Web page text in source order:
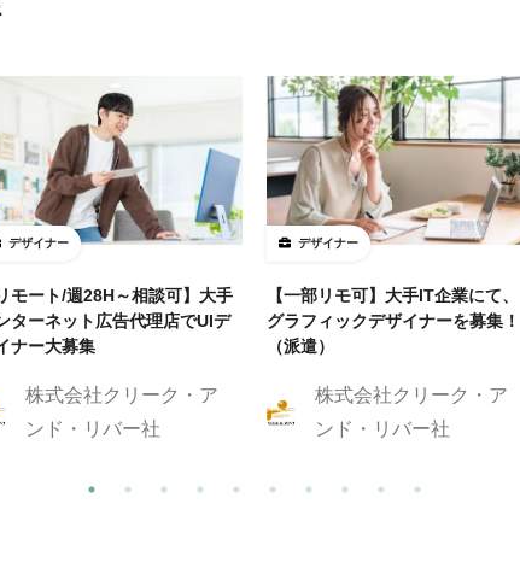
デザイナー
モート/週28H～相談可】大手
ターネット広告代理店でUIデ
ナー大募集
株式会社クリーク・ア
ンド・リバー社
デザイナー
【一部リモ可】大手IT企業にて、
グラフィックデザイナーを募集！
（派遣）
株式会社クリーク・ア
ンド・リバー社